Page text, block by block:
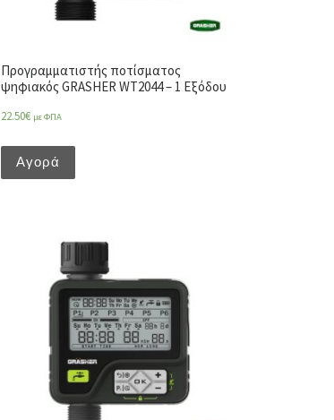
Προγραμματιστής ποτίσματος
ψηφιακός GRASHER WT2044 – 1 Εξόδου
22.50€ με ΦΠΑ
Αγορά